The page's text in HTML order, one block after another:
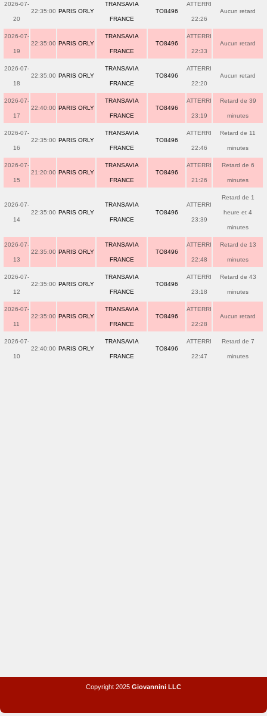
2026-07-
20
22:35:00 PARIS ORLY
TRANSAVIA
FRANCE
TO8496
ATTERRI
22:26
Aucun retard
2026-07-
19
22:35:00 PARIS ORLY
TRANSAVIA
FRANCE
TO8496
ATTERRI
22:33
Aucun retard
2026-07-
18
22:35:00 PARIS ORLY
TRANSAVIA
FRANCE
TO8496
ATTERRI
22:20
Aucun retard
2026-07-
17
22:40:00 PARIS ORLY
TRANSAVIA
FRANCE
TO8496
ATTERRI
23:19
Retard de 39
minutes
2026-07-
16
22:35:00 PARIS ORLY
TRANSAVIA
FRANCE
TO8496
ATTERRI
22:46
Retard de 11
minutes
2026-07-
15
21:20:00 PARIS ORLY
TRANSAVIA
FRANCE
TO8496
ATTERRI
21:26
Retard de 6
minutes
2026-07-
14
22:35:00 PARIS ORLY
TRANSAVIA
FRANCE
TO8496
ATTERRI
23:39
Retard de 1
heure et 4
minutes
2026-07-
13
22:35:00 PARIS ORLY
TRANSAVIA
FRANCE
TO8496
ATTERRI
22:48
Retard de 13
minutes
2026-07-
12
22:35:00 PARIS ORLY
TRANSAVIA
FRANCE
TO8496
ATTERRI
23:18
Retard de 43
minutes
2026-07-
11
22:35:00 PARIS ORLY
TRANSAVIA
FRANCE
TO8496
ATTERRI
22:28
Aucun retard
2026-07-
10
22:40:00 PARIS ORLY
TRANSAVIA
FRANCE
TO8496
ATTERRI
22:47
Retard de 7
minutes
Copyright 2025 Giovannini LLC